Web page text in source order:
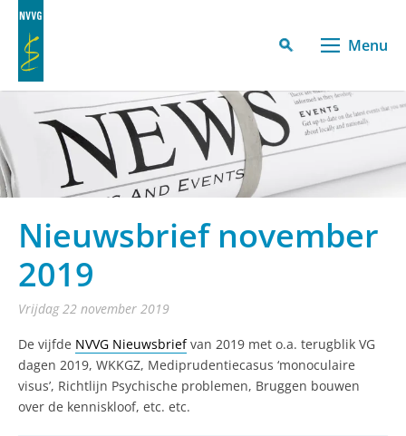
Menu
Nieuwsbrief november
2019
vrijdag 22 november 2019
De vijfde NVVG Nieuwsbriefvan 2019 met o.a. terugblik VG
dagen 2019, WKKGZ, Mediprudentiecasus ‘monoculaire
visus’, Richtlijn Psychische problemen, Bruggen bouwen
over de kenniskloof, etc. etc.